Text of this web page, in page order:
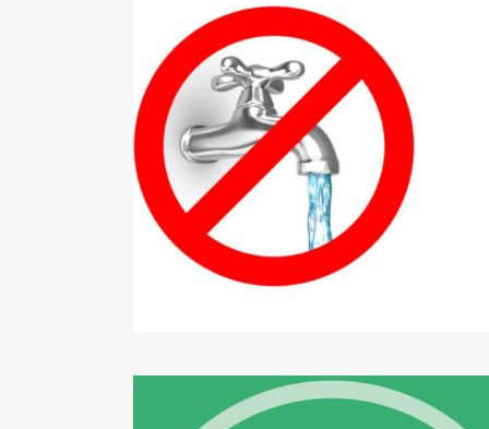
Programmes
Infos Pratiques
Modalités D’inscription
Séjours